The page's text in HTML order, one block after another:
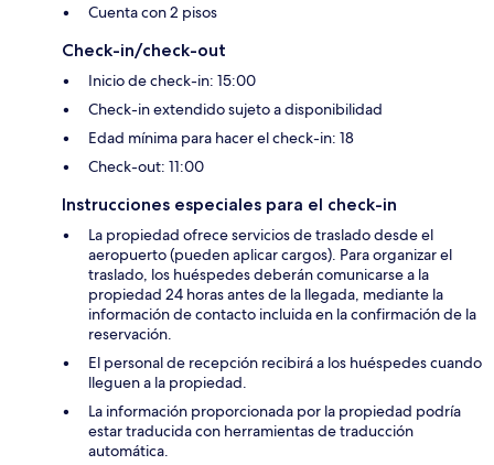
Cuenta con 2 pisos
Check-in/check-out
Inicio de check-in: 15:00
Check-in extendido sujeto a disponibilidad
Edad mínima para hacer el check-in: 18
Check-out: 11:00
Instrucciones especiales para el check-in
La propiedad ofrece servicios de traslado desde el
aeropuerto (pueden aplicar cargos). Para organizar el
traslado, los huéspedes deberán comunicarse a la
propiedad 24 horas antes de la llegada, mediante la
información de contacto incluida en la confirmación de la
reservación.
El personal de recepción recibirá a los huéspedes cuando
lleguen a la propiedad.
La información proporcionada por la propiedad podría
estar traducida con herramientas de traducción
automática.